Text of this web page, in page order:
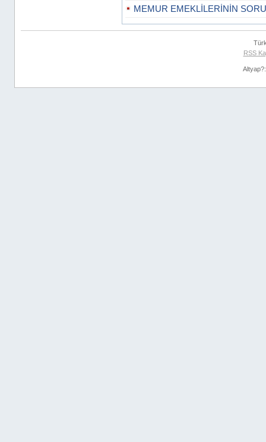
MEMUR EMEKLİLERİNİN
RSS